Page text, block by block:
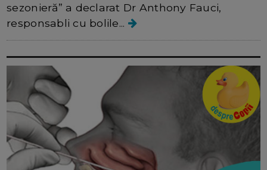
sezonieră” a declarat Dr Anthony Fauci,
responsabli cu bolile...